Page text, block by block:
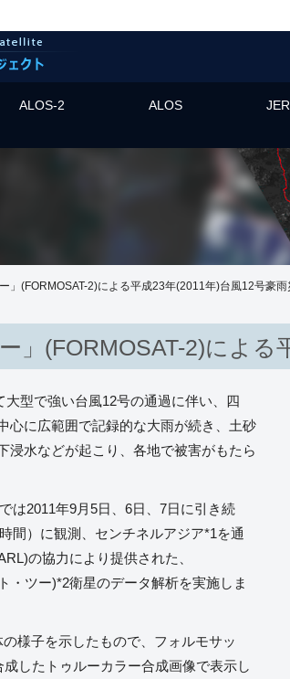
ALOS-2 ALOS
」(FORMOSAT-2)による平成23年(2011年)台風12号豪
」(FORMOSAT-2)によ
大型で強い台風12号の通過に伴い、四
心に広範囲で記録的な大雨が続き、土砂
浸水などが起こり、各地で被害がもたら
は2011年9月5日、6日、7日に引き続
間）に観測、センチネルアジア*1を通
の協力により提供された、
・ツー)*2衛星のデータ解析を実施しま
様子を示したもので、フォルモサッ
成したトゥルーカラー合成画像で表示し